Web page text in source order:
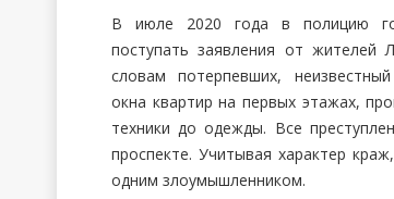
В июле 2020 года в полицию
поступать заявления от жителей
словам потерпевших,
окна квартир на первых этажах,
техники до одежды. Все
проспекте. Учитывая характер
одним злоумышленником.